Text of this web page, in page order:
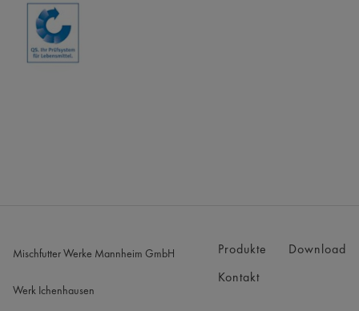
Produkte
Kontakt
Download